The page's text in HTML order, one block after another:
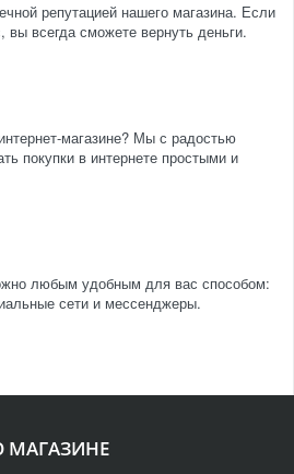
репутацией нашего магазина. Если
вы всегда сможете вернуть деньги.
магазине? Мы с радостью
покупки в интернете простыми и
любым удобным для вас способом:
сети и мессенджеры.
МАГАЗИНЕ